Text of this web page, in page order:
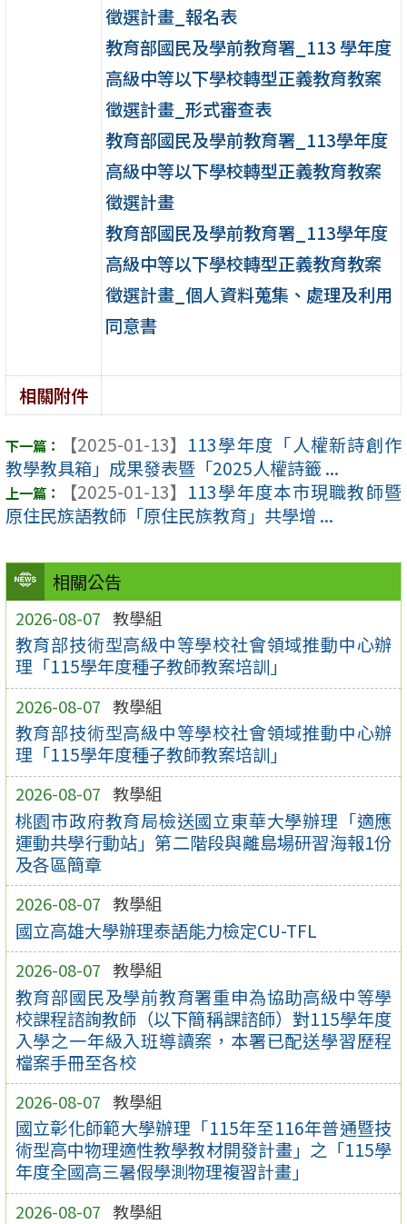
相關公告
2026-08-07 教學組
教育部技術型高級中等學校社會領域推動中心辦
理「115學年度種子教師教案培訓」
2026-08-07 教學組
教育部技術型高級中等學校社會領域推動中心辦
理「115學年度種子教師教案培訓」
2026-08-07 教學組
桃園市政府教育局檢送國立東華大學辦理「適應
運動共學行動站」第二階段與離島場研習海報1份
及各區簡章
2026-08-07 教學組
國立高雄大學辦理泰語能力檢定CU-TFL
2026-08-07 教學組
教育部國民及學前教育署重申為協助高級中等學
校課程諮詢教師（以下簡稱課諮師）對115學年度
入學之一年級入班導讀案，本署已配送學習歷程
檔案手冊至各校
2026-08-07 教學組
國立彰化師範大學辦理「115年至116年普通暨技
術型高中物理適性教學教材開發計畫」之「115學
年度全國高三暑假學測物理複習計畫」
2026-08-07 教學組
徵選計畫_報名表
教育部國民及學前教育署_113 學年度
高級中等以下學校轉型正義教育教案
徵選計畫_形式審查表
教育部國民及學前教育署_113學年度
高級中等以下學校轉型正義教育教案
徵選計畫
教育部國民及學前教育署_113學年度
高級中等以下學校轉型正義教育教案
徵選計畫_個人資料蒐集、處理及利用
同意書
相關附件
【2025-01-13】 113學年度「人權新詩創作
教學教具箱」成果發表暨「2025人權詩籤 ...
【2025-01-13】 113學年度本市現職教師暨
原住民族語教師「原住民族教育」共學增 ...